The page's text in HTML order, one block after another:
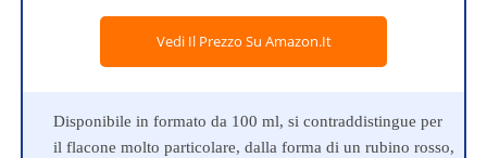
Vedi Il Prezzo Su Amazon.it
Disponibile in formato da 100 ml, si contraddistingue per
il flacone molto particolare, dalla forma di un rubino rosso,